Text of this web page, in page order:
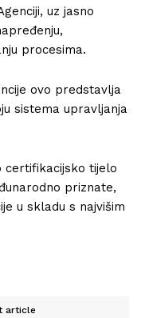
uz jasno
procesima.
ovo predstavlja
sistema upravljanja
certifikacijsko tijelo
priznate,
u skladu s najvišim
article